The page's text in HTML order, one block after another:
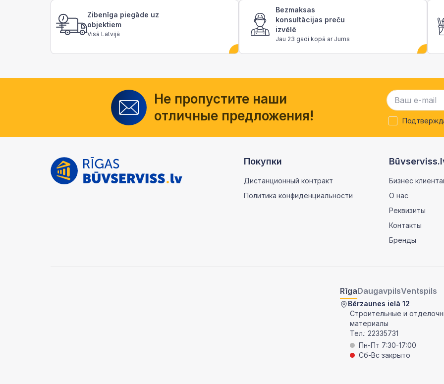
Zibenīga piegāde uz
objektiem
Visā Latvijā
Bezmaksas
konsultācijas preču
izvēlē
Jau 23 gadi kopā ar Jums
Не пропустите наши
отличные предложения!
Покупки
Дистанционный контракт
Политика конфиденциальности
Бизнес
О нас
Реквизиты
Контакты
Бренды
RīgaDaugavpilsVentspils
Bērzaunes ielā 12
Строительные и
материалы
Тел.: 22335731
Пн-Пт 7:30-17:00
Сб-Вс закрыто